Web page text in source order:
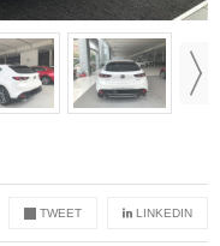
TWEET LINKEDIN